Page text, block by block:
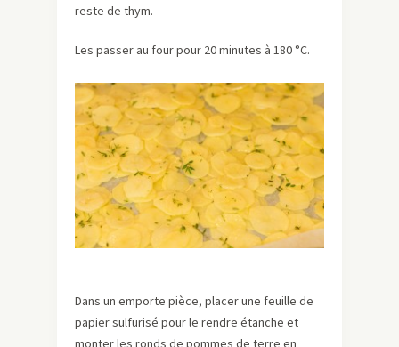
reste de thym.
Les passer au four pour 20 minutes à 180 °C.
Dans un emporte pièce, placer une feuille de
papier sulfurisé pour le rendre étanche et